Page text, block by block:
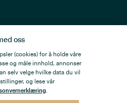
oss
(cookies) for å holde våre
og måle innhold, annonser
selv velge hvilke data du vil
og lese vår
.